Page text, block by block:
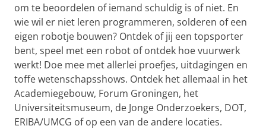
om te beoordelen of iemand schuldig is of niet. En
wie wil er niet leren programmeren, solderen of een
eigen robotje bouwen? Ontdek of jij een topsporter
bent, speel met een robot of ontdek hoe vuurwerk
werkt! Doe mee met allerlei proefjes, uitdagingen en
toffe wetenschapsshows. Ontdek het allemaal in het
Academiegebouw, Forum Groningen, het
Universiteitsmuseum, de Jonge Onderzoekers, DOT,
ERIBA/UMCG of op een van de andere locaties.